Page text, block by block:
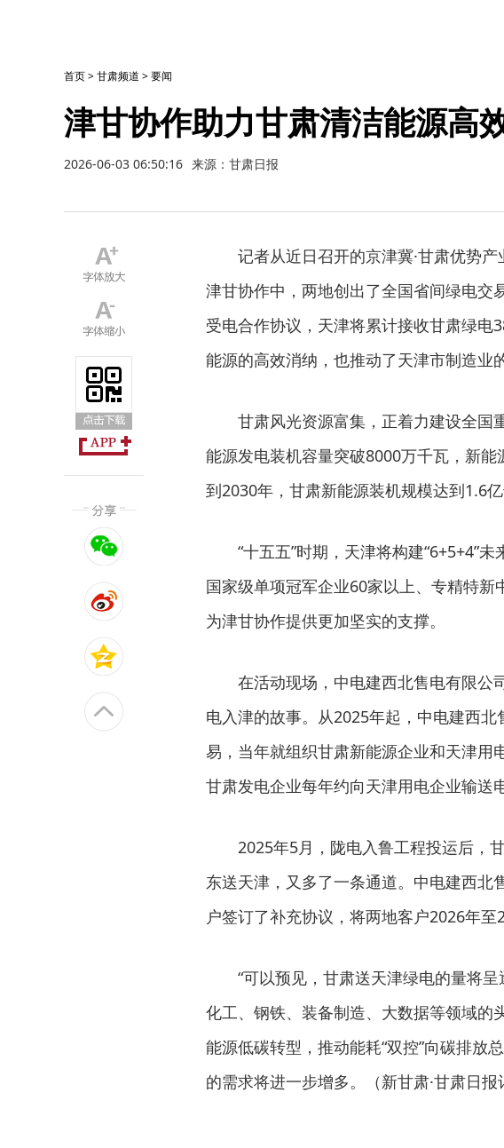
首页>甘肃频道 >要闻
津甘协作助力甘肃清洁能源高
2026-06-03 06:50:16 来源：甘肃日报
记者从近日召开的京津冀·甘肃优势
津甘协作中，两地创出了全国省间绿电
受电合作协议，天津将累计接收甘肃绿
能源的高效消纳，也推动了天津市制造业
甘肃风光资源富集，正着力建设全国
能源发电装机容量突破8000万千瓦，新能
到2030年，甘肃新能源装机规模达到1.6亿
“十五五”时期，天津将构建“6+5+4”
国家级单项冠军企业60家以上、专精特
为津甘协作提供更加坚实的支撑。
在活动现场，中电建西北售电有限公
电入津的故事。从2025年起，中电建西
易，当年就组织甘肃新能源企业和天津用
甘肃发电企业每年约向天津用电企业输送
2025年5月，陇电入鲁工程投运后，
东送天津，又多了一条通道。中电建西北
户签订了补充协议，将两地客户2026年至
“可以预见，甘肃送天津绿电的量将
化工、钢铁、装备制造、大数据等领域的
能源低碳转型，推动能耗“双控”向碳排放
的需求将进一步增多。（新甘肃·甘肃日报